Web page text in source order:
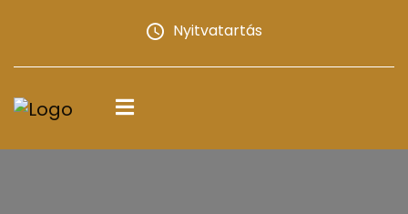
Nyitvatartás